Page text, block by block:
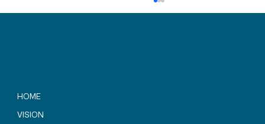
HOME
VISION